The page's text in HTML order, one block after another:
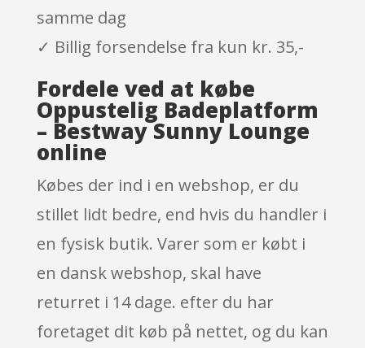
samme dag
✓ Billig forsendelse fra kun kr. 35,-
Fordele ved at købe
Oppustelig Badeplatform
– Bestway Sunny Lounge
online
Købes der ind i en webshop, er du
stillet lidt bedre, end hvis du handler i
en fysisk butik. Varer som er købt i
en dansk webshop, skal have
returret i 14 dage. efter du har
foretaget dit køb på nettet, og du kan